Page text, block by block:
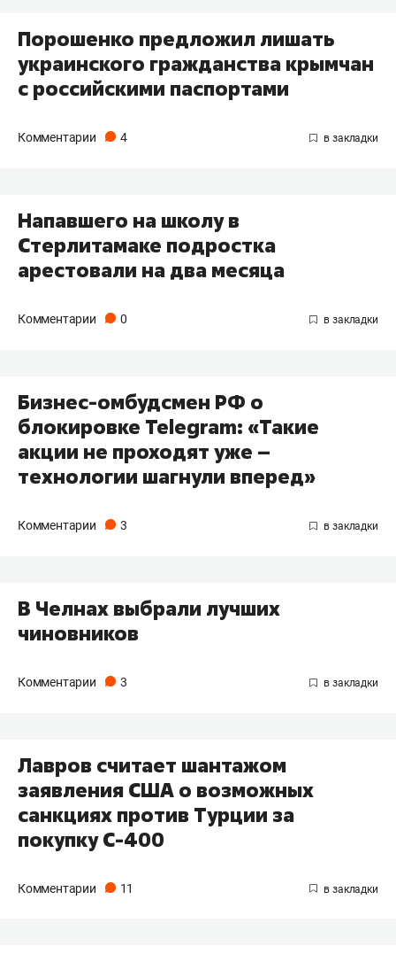
Порошенко предложил лишать
украинского гражданства крымчан
с российскими паспортами
Комментарии 4
Напавшего на школу в
Стерлитамаке подростка
арестовали на два месяца
Комментарии 0
Бизнес-омбудсмен РФ о
блокировке Telegram: «Такие
акции не проходят уже –
технологии шагнули вперед»
Комментарии 3
В Челнах выбрали лучших
чиновников
Комментарии 3
Лавров считает шантажом
заявления США о возможных
санкциях против Турции за
покупку С-400
Комментарии 11